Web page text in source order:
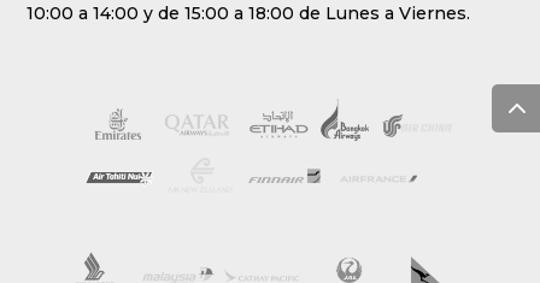
10:00 a 14:00 y de 15:00 a 18:00 de Lunes a Viernes.